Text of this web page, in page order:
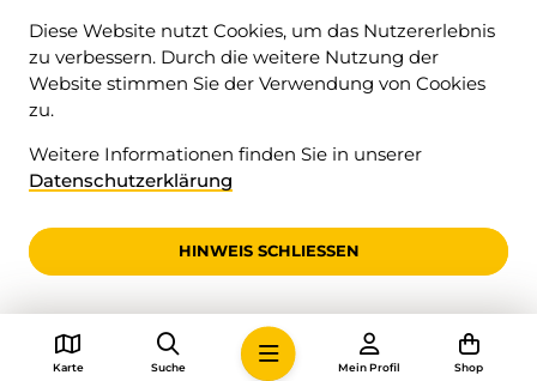
Impressum
Diese Website nutzt Cookies, um das Nutzererlebnis
zu verbessern. Durch die weitere Nutzung der
Website stimmen Sie der Verwendung von Cookies
zu.
Weitere Informationen finden Sie in unserer
Datenschutzerklärung
HINWEIS SCHLIESSEN
Karte Suche Mein Profil Shop